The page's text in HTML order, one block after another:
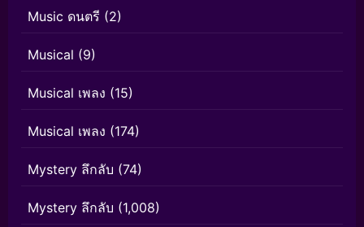
Music ดนตรี (2)
Musical (9)
Musical เพลง (15)
Musical เพลง (174)
Mystery ลึกลับ (74)
Mystery ลึกลับ (1,008)